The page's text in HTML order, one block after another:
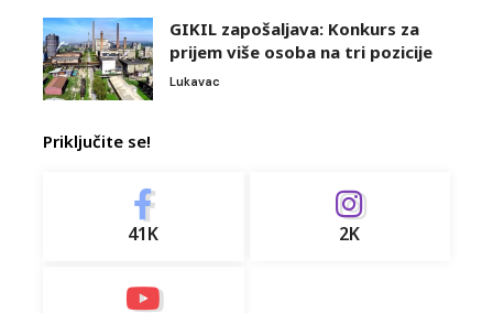
GIKIL zapošaljava: Konkurs za
prijem više osoba na tri pozicije
Lukavac
Priključite se!
41K 2K